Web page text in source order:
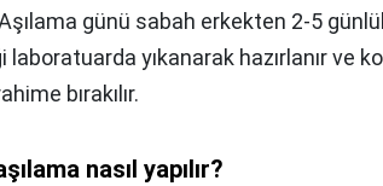
günü sabah erkekten 2-5
laboratuarda yıkanarak hazırlanır ve
bırakılır.
nasıl yapılır?